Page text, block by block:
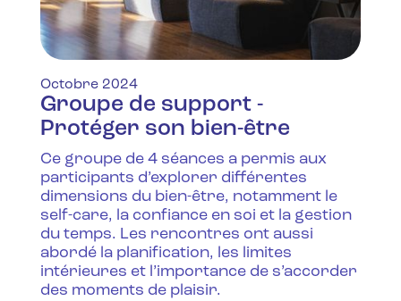
Octobre 2024
Groupe de support -
Protéger son bien-être
Ce groupe de 4 séances a permis aux
participants d’explorer différentes
dimensions du bien-être, notamment le
self-care, la confiance en soi et la gestion
du temps. Les rencontres ont aussi
abordé la planification, les limites
intérieures et l’importance de s’accorder
des moments de plaisir.